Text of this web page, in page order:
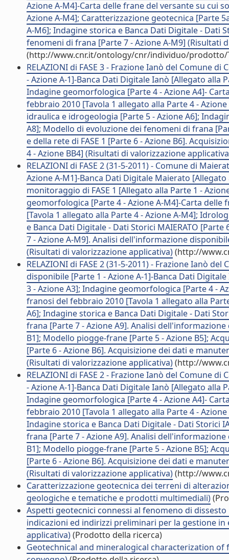
Azione A-M4]-Carta delle frane del versante su cui
Azione A-M4]; Caratterizzazione geotecnica [Parte
A-M6]; Indagine storica e Banca Dati Digitale - Dati
fenomeni di frana [Parte 7 - Azione A-M9] (Risultati
(http://www.cnr.it/ontology/cnr/individuo/prodotto/
RELAZIONI di FASE 3 - Frazione Ianò del Comune
- Azione A-1]-Banca Dati Digitale Ianò [Allegato alla
Indagine geomorfologica [Parte 4 - Azione A4]-
febbraio 2010 [Tavola 1 allegato alla Parte 4 -
idraulica e idrogeologia [Parte 5 - Azione A6];
A8]; Modello di evoluzione dei fenomeni di frana
e della rete di FASE 1 [Parte 6 - Azione B6].
4 - Azione BB4] (Risultati di valorizzazione
RELAZIONI di FASE 2 (31-5-2011) - Comune di
Azione A-M1]-Banca Dati Digitale Maierato
monitoraggio di FASE 1 [Allegato alla Parte 1 -
geomorfologica [Parte 4 - Azione A-M4]-Carta
[Tavola 1 allegato alla Parte 4 - Azione A-M4];
e Banca Dati Digitale - Dati Storici MAIERATO
7 - Azione A-M9]. Analisi dell'informazione
(Risultati di valorizzazione applicativa)(http://
RELAZIONI di FASE 2 (31-5-2011) - Frazione Ianò
disponibile [Parte 1 - Azione A-1]-Banca Dati
3 - Azione A3]; Indagine geomorfologica [Parte 4 -
franosi del febbraio 2010 [Tavola 1 allegato alla
A6]; Indagine storica e Banca Dati Digitale - Dati
frana [Parte 7 - Azione A9]. Analisi
B1]; Modello piogge-frane [Parte 5 - Azione B5];
[Parte 6 - Azione B6]. Acquisizione dei dati e
(Risultati di valorizzazione applicativa)(http://
RELAZIONI di FASE 2 - Frazione Ianò del Comune
- Azione A-1]-Banca Dati Digitale Ianò [Allegato alla
Indagine geomorfologica [Parte 4 - Azione A4]-
febbraio 2010 [Tavola 1 allegato alla Parte 4 -
Indagine storica e Banca Dati Digitale - Dati Storici
frana [Parte 7 - Azione A9]. Analisi
B1]; Modello piogge-frane [Parte 5 - Azione B5];
[Parte 6 - Azione B6]. Acquisizione dei dati e
(Risultati di valorizzazione applicativa)(http://
Caratterizzazione geotecnica dei terreni di
geologiche e tematiche e prodotti multimediali)
Aspetti geotecnici connessi al fenomeno di
indicazioni ed indirizzi preliminari per la gestione
applicativa)(Prodotto della ricerca)
Geotechnical and mineralogical characterization